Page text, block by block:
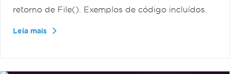
retorno de File(). Exemplos de código incluídos.
Leia mais